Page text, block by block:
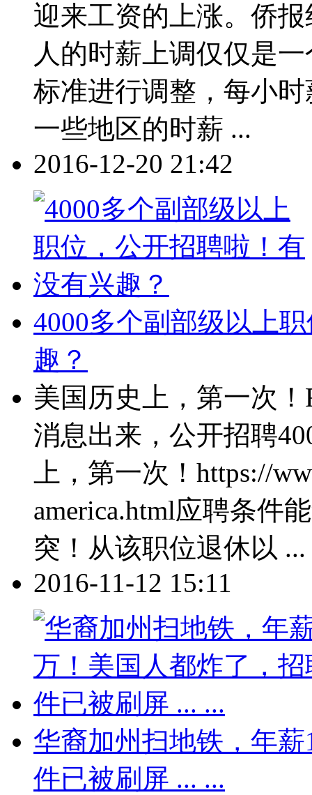
迎来工资的上涨。侨
人的时薪上调仅仅是
标准进行调整，每小
一些地区的时薪 ...
2016-12-20 21:42
4000多个副部级以上
趣？
美国历史上，第一次
消息出来，公开招聘
上，第一次！https://
america.html应聘条件
突！从该职位退休以 ...
2016-11-12 15:11
华裔加州扫地铁，年
件已被刷屏 ... ...